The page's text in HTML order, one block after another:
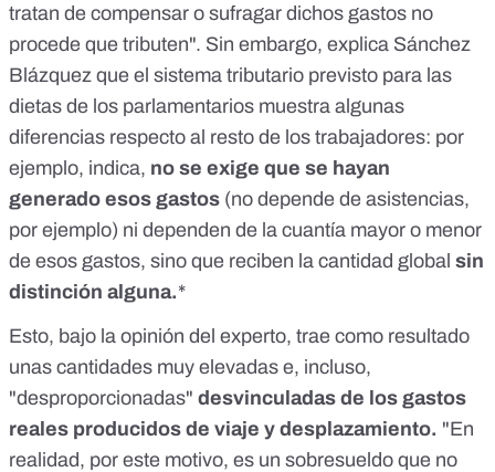
tratan de compensar o sufragar dichos gastos no
procede que tributen". Sin embargo, explica Sánchez
Blázquez que el sistema tributario previsto para las
dietas de los parlamentarios muestra algunas
diferencias respecto al resto de los trabajadores: por
ejemplo, indica, no se exige que se hayan
generado esos gastos (no depende de asistencias,
por ejemplo) ni dependen de la cuantía mayor o menor
de esos gastos, sino que reciben la cantidad global sin
distinción alguna.*
Esto, bajo la opinión del experto, trae como resultado
unas cantidades muy elevadas e, incluso,
"desproporcionadas" desvinculadas de los gastos
reales producidos de viaje y desplazamiento. "En
realidad, por este motivo, es un sobresueldo que no